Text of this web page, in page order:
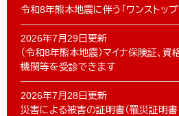
令和8年熊本地震に伴う「ワンストッ
2026年7月29日更新
（令和8年熊本地震）マイナ保険証、
機関等を受診できます
2026年7月28日更新
災害による被害の証明書（罹災証明書